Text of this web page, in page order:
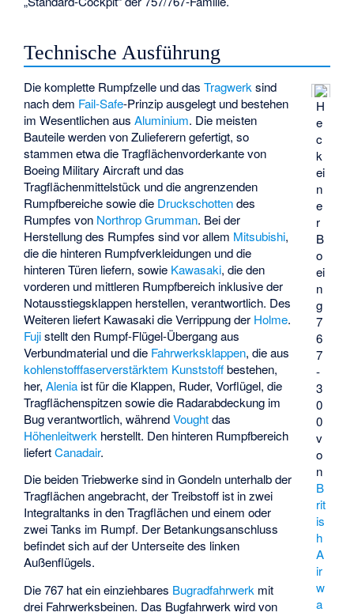
Technische Ausführung
H
e
c
k
ei
n
e
r
B
o
ei
n
g
7
6
7
-
3
0
0
v
o
n
B
rit
is
h
A
ir
w
a
Die komplette Rumpfzelle und dasTragwerk sind
nach dem Fail-Safe-Prinzip ausgelegt und bestehen
im Wesentlichen ausAluminium. Die meisten
Bauteile werden von Zulieferern gefertigt, so
stammen etwa die Tragflächenvorderkante von
Boeing Military Aircraft und das
Tragflächenmittelstück und die angrenzenden
Rumpfbereiche sowie die Druckschottendes
Rumpfes von Northrop Grumman. Bei der
Herstellung des Rumpfes sind vor allem Mitsubishi,
die die hinteren Rumpfverkleidungen und die
hinteren Türen liefern, sowie Kawasaki, die den
vorderen und mittleren Rumpfbereich inklusive der
Notausstiegsklappen herstellen, verantwortlich. Des
Weiteren liefert Kawasaki die Verrippung der Holme.
Fujistellt den Rumpf-Flügel-Übergang aus
Verbundmaterial und die Fahrwerksklappen, die aus
kohlenstofffaserverstärktem Kunststoffbestehen,
her,Alenia ist für die Klappen, Ruder, Vorflügel, die
Tragflächenspitzen sowie die Radarabdeckung im
Bug verantwortlich, währendVoughtdas
Höhenleitwerk herstellt. Den hinteren Rumpfbereich
liefertCanadair.
Die beiden Triebwerke sind in Gondeln unterhalb der
Tragflächen angebracht, der Treibstoff ist in zwei
Integraltanks in den Tragflächen und einem oder
zwei Tanks im Rumpf. Der Betankungsanschluss
befindet sich auf der Unterseite des linken
Außenflügels.
Die 767 hat ein einziehbares Bugradfahrwerk mit
drei Fahrwerksbeinen. Das Bugfahrwerk wird von